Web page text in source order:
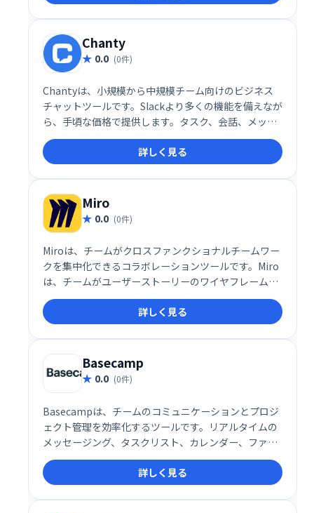
Chanty
0.0 (0件)
Chantyは、小規模から中規模チーム向けのビジネス
チャットツールです。Slackより多くの機能を備えなが
ら、手頃な価格で提供します。タスク、会話、メッセ
ージ、プロジェクトを一元管理でき、メッセージ履歴
は無制限に保存されます。会話のピン留めや名前変更
など、便利な機能も搭載し、スムーズなコミュニケー
ションを支援します。
詳しく見る
Miro
0.0 (0件)
Miroは、チームがクロスファンクショナルチームワー
クを集中化できるコラボレーションツールです。Miro
は、チームがユーザーストーリーのワイヤフレームを
キャプチャ、管理、マッピングし、スクリプトを計画
し、思考を構築するための迅速かつ簡単な方法です。
詳しく見る
Basecamp
0.0 (0件)
Basecampは、チームのコミュニケーションとプロジ
ェクト管理を効率化するツールです。リアルタイムの
メッセージング、タスクリスト、カレンダー、ファイ
ル共有機能により、チームメンバーは常に状況を把握
し、スムーズに連携できます。優先順位付けや期限管
理も容易になり、生産性の向上に貢献します。
詳しく見る